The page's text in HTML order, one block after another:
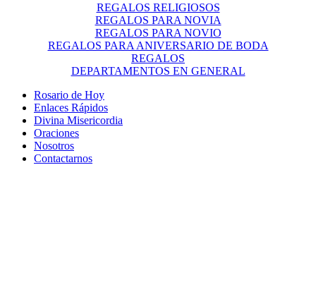
REGALOS RELIGIOSOS
REGALOS PARA NOVIA
REGALOS PARA NOVIO
REGALOS PARA ANIVERSARIO DE BODA
REGALOS
DEPARTAMENTOS EN GENERAL
Rosario de Hoy
Enlaces Rápidos
Divina Misericordia
Oraciones
Nosotros
Contactarnos